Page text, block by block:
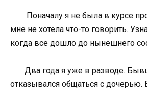
Поначалу я не была в курсе
мне не хотела что-то говорить.
когда все дошло до нынешнего
Два года я уже в разводе.
отказывался общаться с дочерью.